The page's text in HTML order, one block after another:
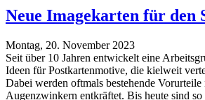
Neue Imagekarten für den
Montag, 20. November 2023
Seit über 10 Jahren entwickelt eine
Ideen für Postkartenmotive, die kielweit
Dabei werden oftmals bestehende Vorurteile
Augenzwinkern entkräftet. Bis heute sind so